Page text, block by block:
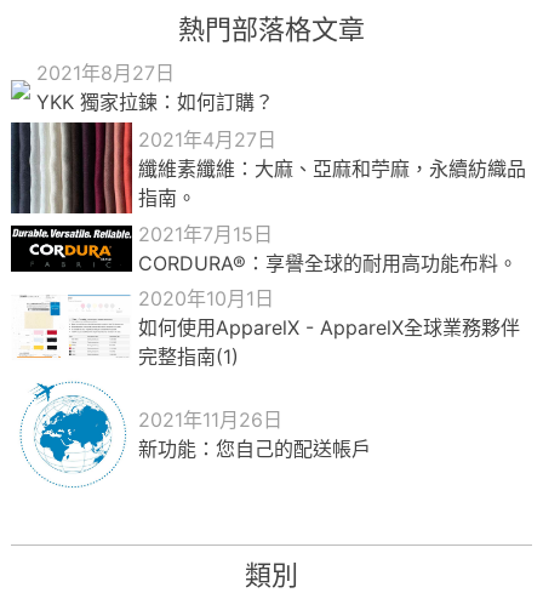
熱門部落格文章
2021年8月27日
YKK 獨家拉鍊：如何訂購？
2021年4月27日
纖維素纖維：大麻、亞麻和苧麻，永續紡織品
指南。
2021年7月15日
CORDURA®：享譽全球的耐用高功能布料。
2020年10月1日
如何使用ApparelX - ApparelX全球業務夥伴
完整指南(1)
2021年11月26日
新功能：您自己的配送帳戶
類別